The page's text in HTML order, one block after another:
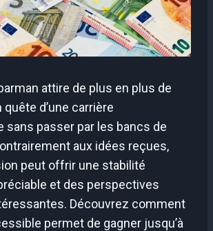
attire de plus en plus de
d’une carrière
sans passer par les bancs de
aux idées reçues,
peut offrir une stabilité
et des perspectives
Découvrez comment
permet de gagner jusqu’à